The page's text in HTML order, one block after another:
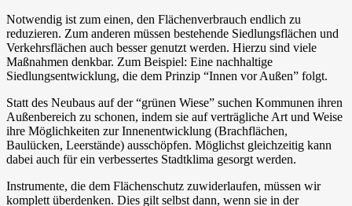
Notwendig ist zum einen, den Flächenverbrauch endlich zu
reduzieren. Zum anderen müssen bestehende Siedlungsflächen und
Verkehrsflächen auch besser genutzt werden. Hierzu sind viele
Maßnahmen denkbar. Zum Beispiel: Eine nachhaltige
Siedlungsentwicklung, die dem Prinzip “Innen vor Außen” folgt.
Statt des Neubaus auf der “grünen Wiese” suchen Kommunen ihren
Außenbereich zu schonen, indem sie auf verträgliche Art und Weise
ihre Möglichkeiten zur Innenentwicklung (Brachflächen,
Baulücken, Leerstände) ausschöpfen. Möglichst gleichzeitig kann
dabei auch für ein verbessertes Stadtklima gesorgt werden.
Instrumente, die dem Flächenschutz zuwiderlaufen, müssen wir
komplett überdenken. Dies gilt selbst dann, wenn sie in der